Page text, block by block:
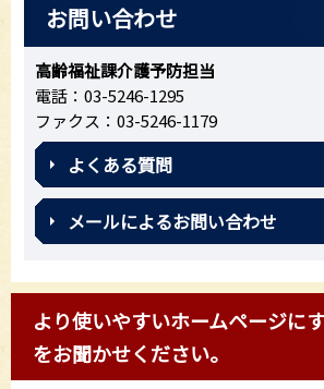
お問い合わせ
高齢福祉課介護予防担当
電話：03-5246-1295
ファクス：03-5246-1179
よくある質問
メールによるお問い合わせ
より使いやすいホームページに
をお聞かせください。